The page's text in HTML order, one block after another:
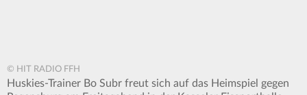
© HIT RADIO FFH
Huskies-Trainer Bo Subr freut sich auf das Heimspiel gegen